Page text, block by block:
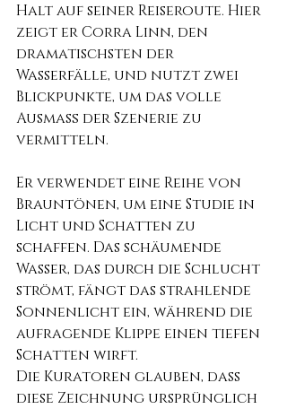
Halt auf seiner Reiseroute. Hier
zeigt er Corra Linn, den
dramatischsten der
Wasserfälle, und nutzt zwei
Blickpunkte, um das volle
Ausmaß der Szenerie zu
vermitteln.
Er verwendet eine Reihe von
Brauntönen, um eine Studie in
Licht und Schatten zu
schaffen. Das schäumende
Wasser, das durch die Schlucht
strömt, fängt das strahlende
Sonnenlicht ein, während die
aufragende Klippe einen tiefen
Schatten wirft.
Die Kuratoren glauben, dass
diese Zeichnung ursprünglich